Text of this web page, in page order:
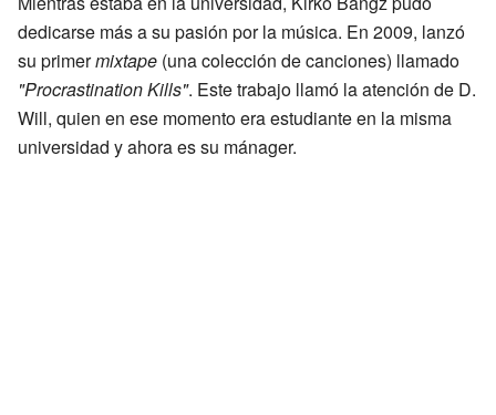
dedicarse más a su pasión por la música. En 2009, lanzó
su primermixtape (una colección de canciones) llamado
"Procrastination Kills". Este trabajo llamó la atención de D.
Will, quien en ese momento era estudiante en la misma
universidad y ahora es su mánager.